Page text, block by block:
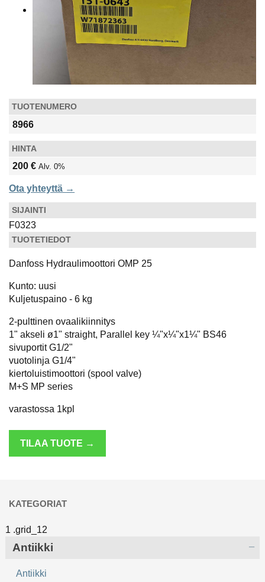
TUOTENUMERO
8966
HINTA
200 € Alv. 0%
Ota yhteyttä →
SIJAINTI
F0323
TUOTETIEDOT
Danfoss Hydraulimoottori OMP 25
Kunto: uusi
Kuljetuspaino - 6 kg
2-pulttinen ovaalikiinnitys
1" akseli ø1" straight, Parallel key ¼"x¼"x1¼" BS46
sivuportit G1/2"
vuotolinja G1/4"
kiertoluistimoottori (spool valve)
M+S MP series
varastossa 1kpl
TILAA TUOTE →
KATEGORIAT
Antiikki
Antiikki